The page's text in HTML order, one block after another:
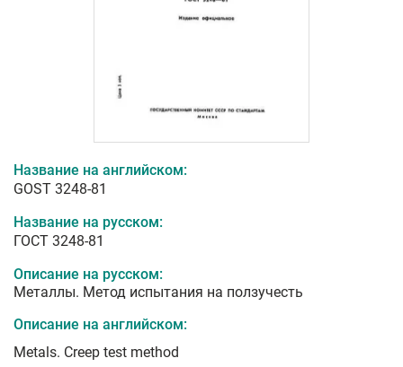
Название на английском:
GOST 3248-81
Название на русском:
ГОСТ 3248-81
Описание на русском:
Металлы. Метод испытания на ползучесть
Описание на английском:
Metals. Creep test method